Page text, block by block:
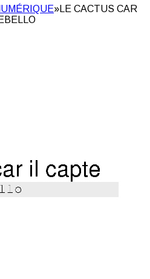
» LE CACTUS CAR